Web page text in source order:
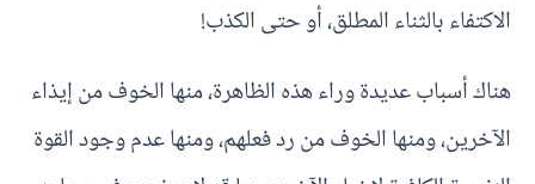
الاكتفاء بالثناء المطلق، أو حتى الكذب!
هناك أسباب عديدة وراء هذه الظاهرة، منها الخوف من إيذاء
الآخرين، ومنها الخوف من رد فعلهم، ومنها عدم وجود القوة